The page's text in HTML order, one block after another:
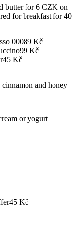
butter for 6 CZK on
for breakfast for 40
00089 Kč
99 Kč
45 Kč
and honey
or yogurt
45 Kč